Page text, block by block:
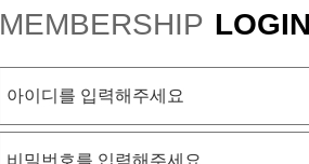
MEMBERSHIP LOGIN